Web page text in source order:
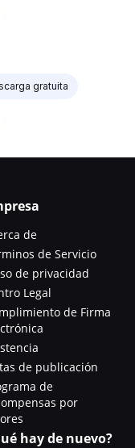
gratuita
de
de Servicio
de privacidad
Legal
de Firma
de publicación
de
por
hay de nuevo?